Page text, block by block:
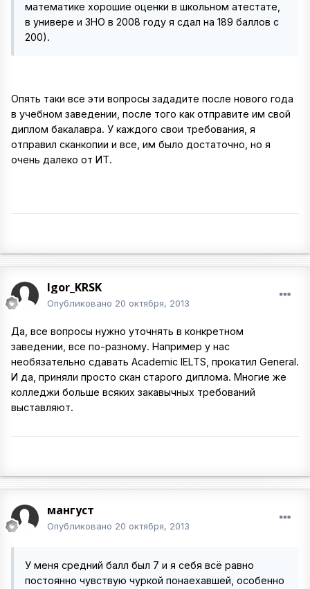
математике хорошие оценки в школьном атестате,
в универе и ЗНО в 2008 году я сдал на 189 баллов с
200).
Опять таки все эти вопросы зададите после нового года
в учебном заведении, после того как отправите им свой
диплом бакалавра. У каждого свои требования, я
отправил сканкопии и все, им было достаточно, но я
очень далеко от ИТ.
Igor_KRSK
Опубликовано 20 октября, 2013
Да, все вопросы нужно уточнять в конкретном
заведении, все по-разному. Например у нас
необязательно сдавать Academic IELTS, прокатил General.
И да, приняли просто скан старого диплома. Многие же
колледжи больше всяких закавычных требований
выставляют.
мангуст
Опубликовано 20 октября, 2013
У меня средний балл был 7 и я себя всё равно
постоянно чувствую чуркой понаехавшей, особенно